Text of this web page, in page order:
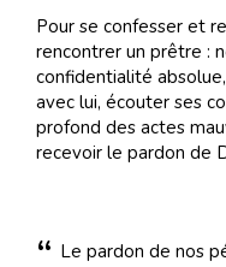
Pour se confesser et
rencontrer un prêtre :
confidentialité
avec lui, écouter ses
profond des actes
recevoir le pardon de
Le pardon de nos